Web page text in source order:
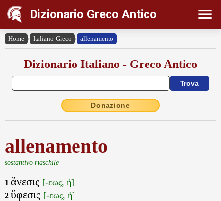
Dizionario Greco Antico
Home › Italiano-Greco › allenamento
Dizionario Italiano - Greco Antico
Donazione
allenamento
sostantivo maschile
1 ἄνεσις [-εως, ἡ]
2 ὕφεσις [-εως, ἡ]